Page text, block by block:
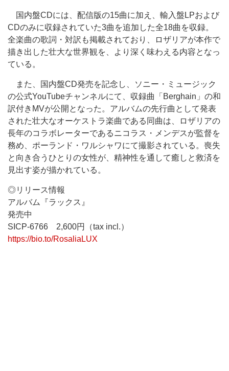
国内盤CDには、配信版の15曲に加え、輸入盤LPおよび
CDのみに収録されていた3曲を追加した全18曲を収録。
全楽曲の歌詞・対訳も掲載されており、ロザリアが本作で
描き出した壮大な世界観を、より深く味わえる内容となっ
ている。
また、国内盤CD発売を記念し、ソニー・ミュージック
の公式YouTubeチャンネルにて、収録曲「Berghain」の和
訳付きMVが公開となった。アルバムの先行曲として発表
された壮大なオーケストラ楽曲である同曲は、ロザリアの
長年のコラボレーターであるニコラス・メンデスが監督を
務め、ポーランド・ワルシャワにて撮影されている。喪失
と向き合うひとりの女性が、精神性を通して癒しと救済を
見出す姿が描かれている。
◎リリース情報
アルバム『ラックス』
発売中
SICP-6766 2,600円（tax incl.）
https://bio.to/RosaliaLUX